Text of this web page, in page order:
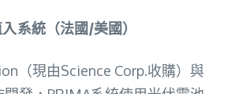
系統（法國/美國）
（現由Science Corp.收購）與